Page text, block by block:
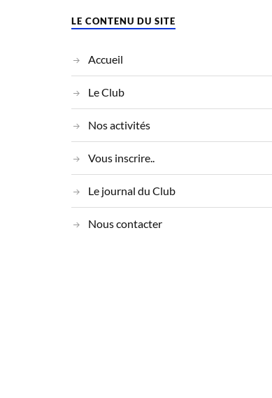
LE CONTENU DU SITE
Accueil
Le Club
Nos activités
Vous inscrire..
Le journal du Club
Nous contacter